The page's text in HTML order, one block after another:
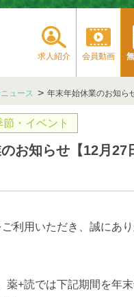
求人紹介 会員動画
ュース 年末年始休業のお知ら
節・イベント
お知らせ【12月27
利用いただき、誠にあ
薬+読では下記期間を年